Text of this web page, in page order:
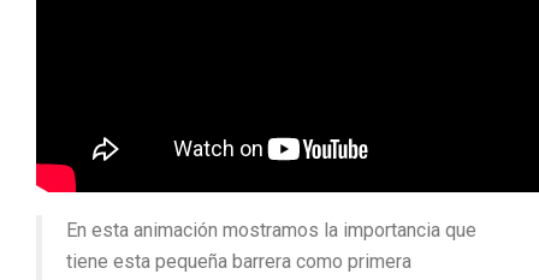
En esta animación mostramos la importancia que
tiene esta pequeña barrera como primera